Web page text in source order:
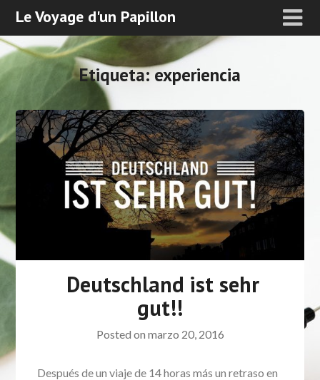
Le Voyage d'un Papillon
Etiqueta:experiencia
Deutschland ist sehr
gut!!
Posted on marzo 20, 2016
Después de un viaje de 14 horas más un retraso en